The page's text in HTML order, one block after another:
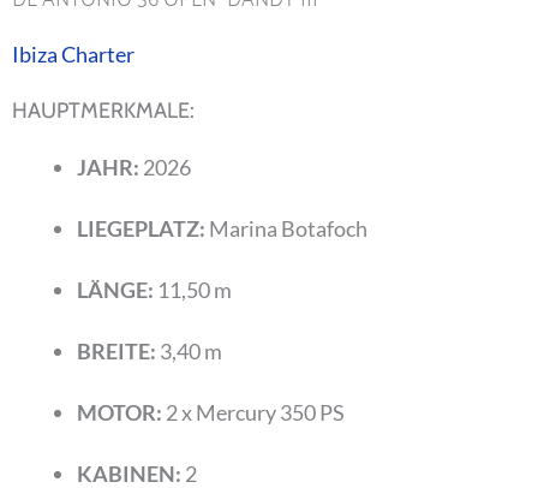
Ibiza Charter
HAUPTMERKMALE:
JAHR: 2026
LIEGEPLATZ: Marina Botafoch
LÄNGE: 11,50 m
BREITE: 3,40 m
MOTOR: 2 x Mercury 350 PS
KABINEN: 2